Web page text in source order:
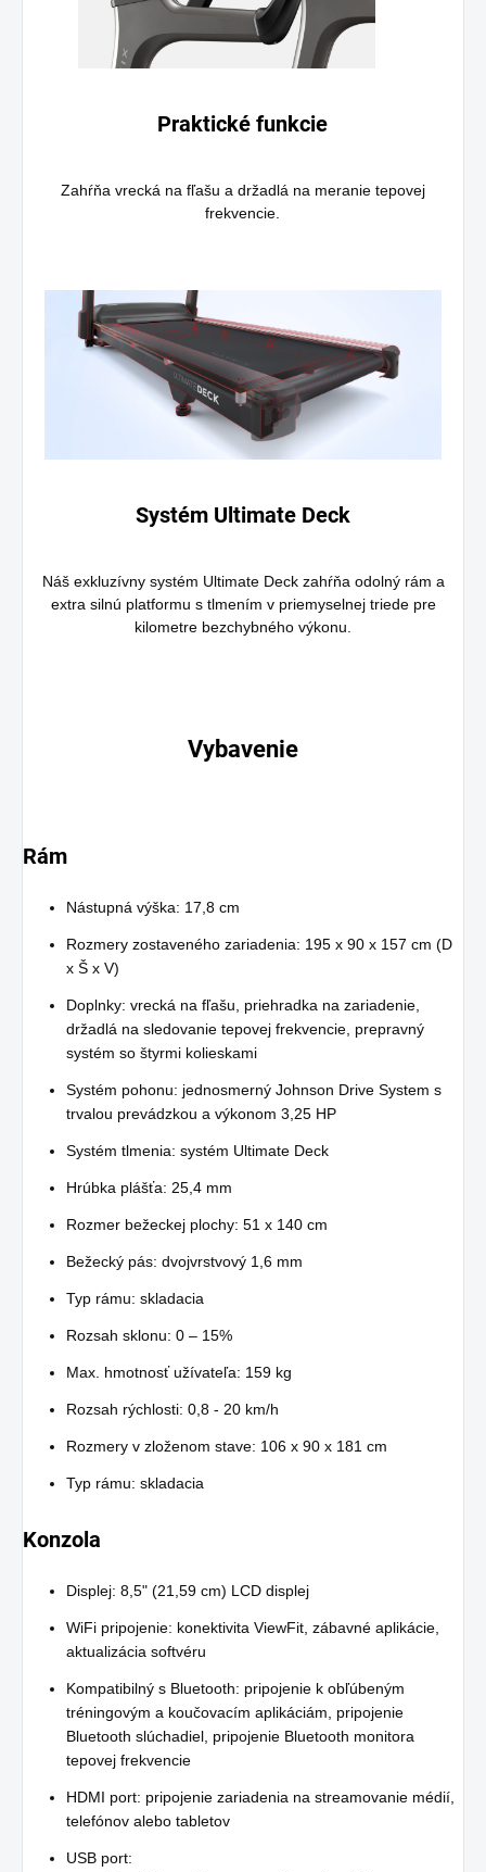
Praktické funkcie
Zahŕňa vrecká na fľašu a držadlá na meranie tepovej
frekvencie.
Systém Ultimate Deck
Náš exkluzívny systém Ultimate Deck zahŕňa odolný rám a
extra silnú platformu s tlmením v priemyselnej triede pre
kilometre bezchybného výkonu.
Vybavenie
Rám
Nástupná výška: 17,8 cm
Rozmery zostaveného zariadenia: 195 x 90 x 157 cm (D
x Š x V)
Doplnky: vrecká na fľašu, priehradka na zariadenie,
držadlá na sledovanie tepovej frekvencie, prepravný
systém so štyrmi kolieskami
Systém pohonu: jednosmerný Johnson Drive System s
trvalou prevádzkou a výkonom 3,25 HP
Systém tlmenia: systém Ultimate Deck
Hrúbka plášťa: 25,4 mm
Rozmer bežeckej plochy: 51 x 140 cm
Bežecký pás: dvojvrstvový 1,6 mm
Typ rámu: skladacia
Rozsah sklonu: 0 – 15%
Max. hmotnosť užívateľa: 159 kg
Rozsah rýchlosti: 0,8 - 20 km/h
Rozmery v zloženom stave: 106 x 90 x 181 cm
Typ rámu: skladacia
Konzola
Displej: 8,5" (21,59 cm) LCD displej
WiFi pripojenie: konektivita ViewFit, zábavné aplikácie,
aktualizácia softvéru
Kompatibilný s Bluetooth: pripojenie k obľúbeným
tréningovým a koučovacím aplikáciám, pripojenie
Bluetooth slúchadiel, pripojenie Bluetooth monitora
tepovej frekvencie
HDMI port: pripojenie zariadenia na streamovanie médií,
telefónov alebo tabletov
USB port: